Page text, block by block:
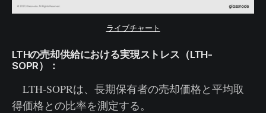
ライブチャート
LTHの売却供給における実現ストレス（LTH-
SOPR）：
LTH-SOPRは、長期保有者の売却価格と平均取
得価格との比率を測定する。